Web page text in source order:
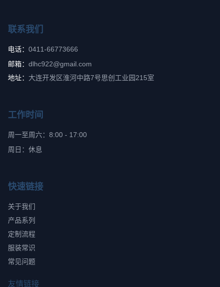
联系我们
电话： 0411-66773666
邮箱： dlhc922@gmail.com
地址： 大连开发区淮河中路7号思创工业园215室
工作时间
周一至周六：8:00 - 17:00
周日：休息
快速链接
关于我们
产品系列
定制流程
服装常识
常见问题
友情链接